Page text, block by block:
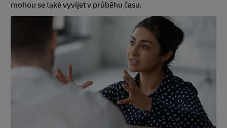
mohou se také vyvíjet v průběhu času.